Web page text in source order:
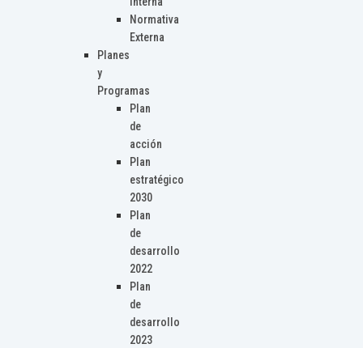
Normativa
Externa
Planes
y
Programas
Plan
de
acción
Plan
estratégico
2030
Plan
de
desarrollo
2022
Plan
de
desarrollo
2023